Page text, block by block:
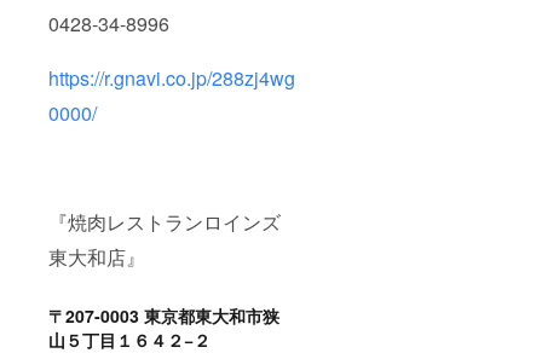
0428-34-8996
https://r.gnavi.co.jp/288zj4wg
0000/
『焼肉レストランロインズ
東大和店』
〒207-0003 東京都東大和市狭
山５丁目１６４２−２